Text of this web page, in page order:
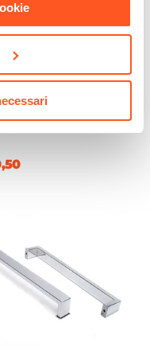
PVT-BI1
in acciaio inox